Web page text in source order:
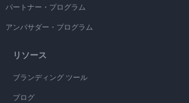
パートナー・プログラム
アンバサダー・プログラム
リソース
ブランディング ツール
ブログ